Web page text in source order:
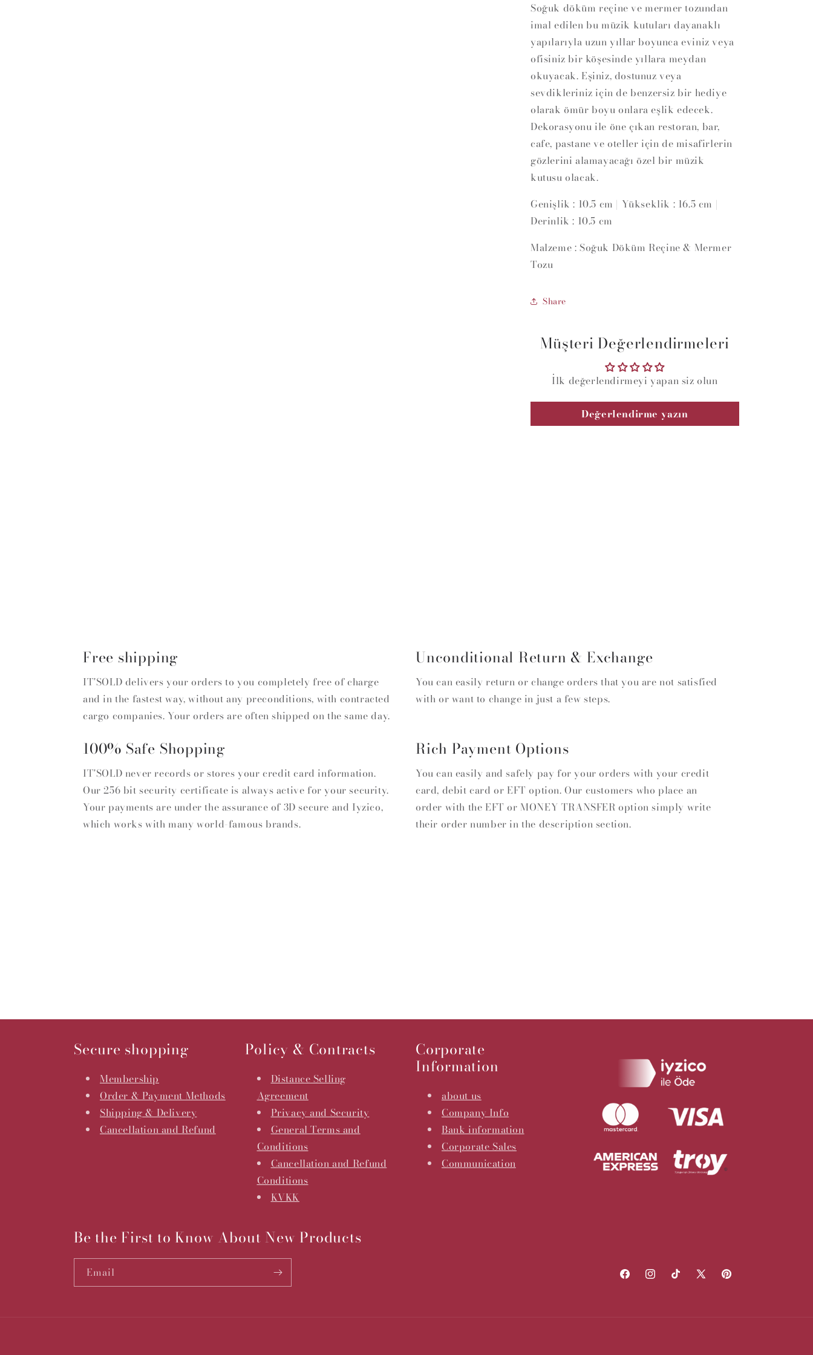
Soğuk döküm reçine ve mermer tozundan
imal edilen bu müzik kutuları dayanaklı
yapılarıyla uzun yıllar boyunca eviniz veya
ofisiniz bir köşesinde yıllara meydan
okuyacak. Eşiniz, dostunuz veya
sevdikleriniz için de benzersiz bir hediye
olarak ömür boyu onlara eşlik edecek.
Dekorasyonu ile öne çıkan restoran, bar,
cafe, pastane ve oteller için de misafirlerin
gözlerini alamayacağı özel bir müzik
kutusu olacak.
Genişlik : 10.5 cm | Yükseklik : 16.5 cm |
Derinlik : 10.5 cm
Malzeme : Soğuk Döküm Reçine & Mermer
Tozu
Share
Müşteri Değerlendirmeleri
İlk değerlendirmeyi yapan siz olun
Değerlendirme yazın
Free shipping
IT'SOLD delivers your orders to you completely free of charge
and in the fastest way, without any preconditions, with contracted
cargo companies. Your orders are often shipped on the same day.
Unconditional Return & Exchange
You can easily return or change orders that you are not satisfied
with or want to change in just a few steps.
100% Safe Shopping
IT'SOLD never records or stores your credit card information.
Our 256 bit security certificate is always active for your security.
Your payments are under the assurance of 3D secure and Iyzico,
which works with many world-famous brands.
Rich Payment Options
You can easily and safely pay for your orders with your credit
card, debit card or EFT option. Our customers who place an
order with the EFT or MONEY TRANSFER option simply write
their order number in the description section.
Secure shopping
Membership
Order & Payment Methods
Shipping & Delivery
Cancellation and Refund
Policy & Contracts
Distance Selling
Agreement
Privacy and Security
General Terms and
Conditions
Cancellation and Refund
Conditions
KVKK
Corporate
Information
about us
Company Info
Bank information
Corporate Sales
Communication
Be the First to Know About New Products
Email
FacebookInstagramTikTokX
Pinterest